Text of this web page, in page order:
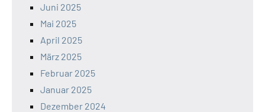
Juni 2025
Mai 2025
April 2025
März 2025
Februar 2025
Januar 2025
Dezember 2024